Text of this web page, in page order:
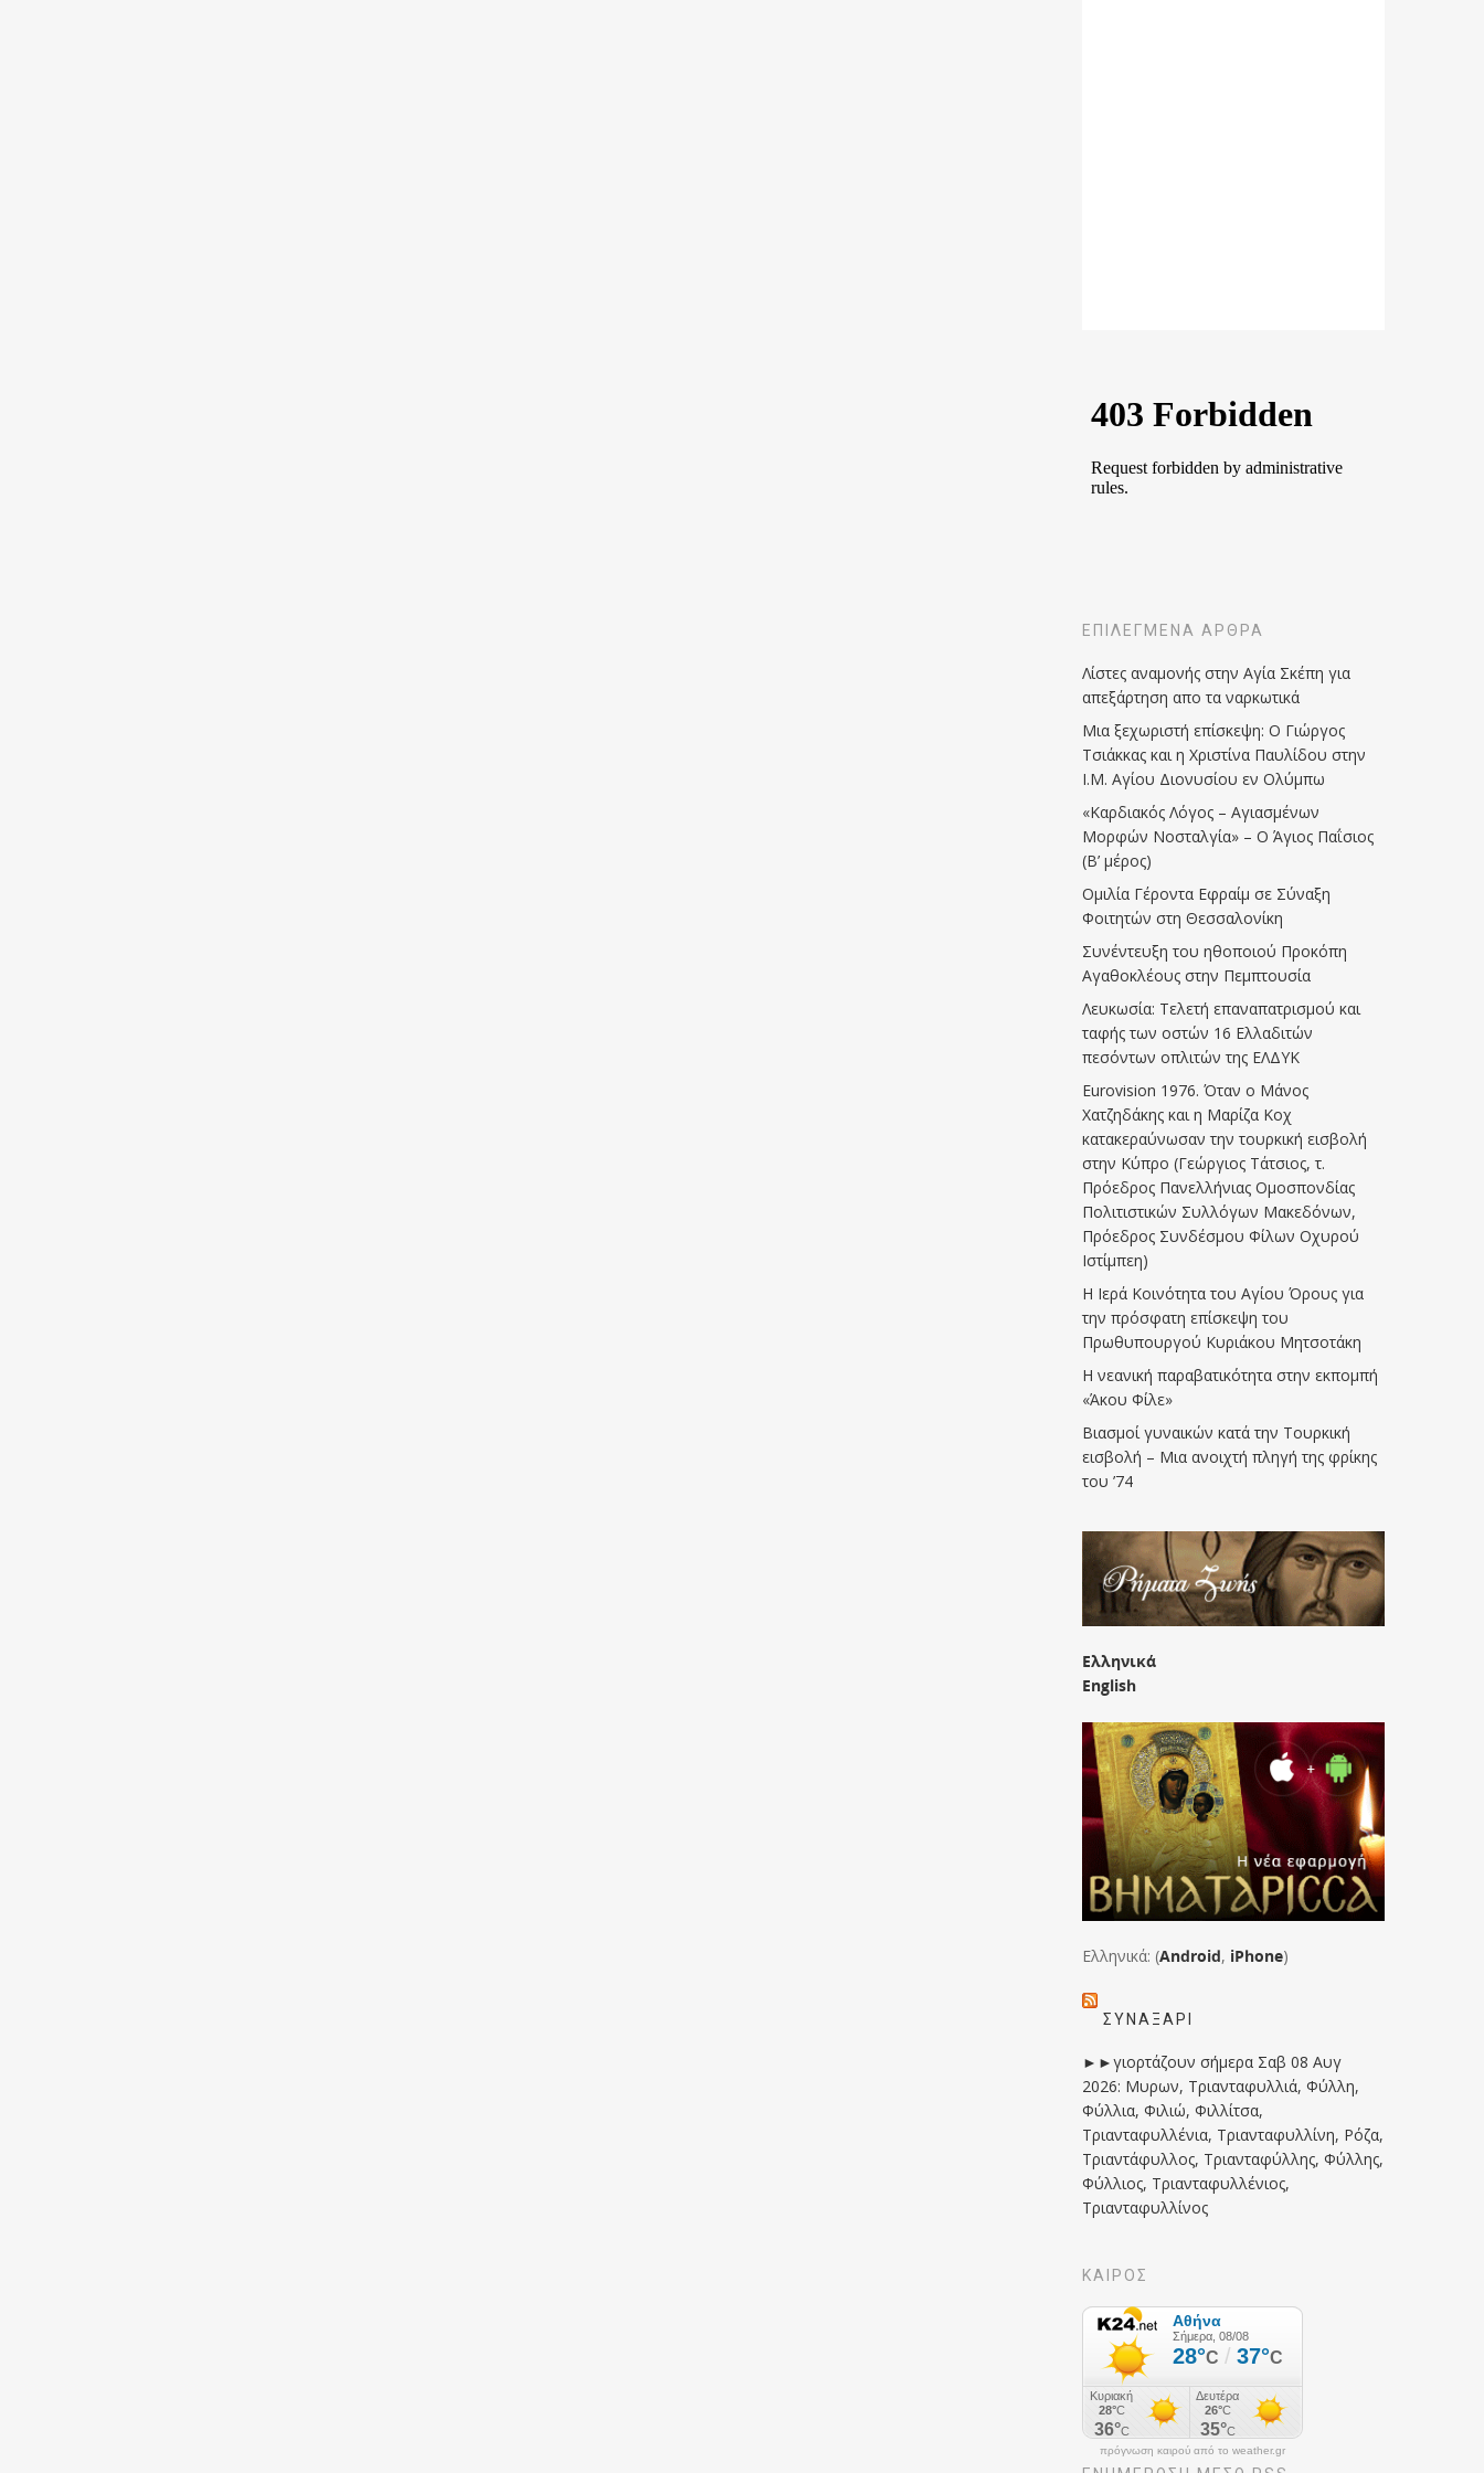
ΕΠΙΛΕΓΜΈΝΑ ΆΡΘΡΑ
Λίστες αναμονής στην Αγία Σκέπη για
απεξάρτηση απο τα ναρκωτικά
Μια ξεχωριστή επίσκεψη: Ο Γιώργος
Τσιάκκας και η Χριστίνα Παυλίδου στην
Ι.Μ. Αγίου Διονυσίου εν Ολύμπω
«Καρδιακός Λόγος – Αγιασμένων
Μορφών Νοσταλγία» – Ο Άγιος Παΐσιος
(Β’ μέρος)
Ομιλία Γέροντα Εφραίμ σε Σύναξη
Φοιτητών στη Θεσσαλονίκη
Συνέντευξη του ηθοποιού Προκόπη
Αγαθοκλέους στην Πεμπτουσία
Λευκωσία: Τελετή επαναπατρισμού και
ταφής των οστών 16 Ελλαδιτών
πεσόντων οπλιτών της ΕΛΔΥΚ
Eurovision 1976. Όταν ο Μάνος
Χατζηδάκης και η Μαρίζα Κοχ
κατακεραύνωσαν την τουρκική εισβολή
στην Κύπρο (Γεώργιος Τάτσιος, τ.
Πρόεδρος Πανελλήνιας Ομοσπονδίας
Πολιτιστικών Συλλόγων Μακεδόνων,
Πρόεδρος Συνδέσμου Φίλων Οχυρού
Ιστίμπεη)
Η Ιερά Κοινότητα του Αγίου Όρους για
την πρόσφατη επίσκεψη του
Πρωθυπουργού Κυριάκου Μητσοτάκη
Η νεανική παραβατικότητα στην εκπομπή
«Άκου Φίλε»
Βιασμοί γυναικών κατά την Τουρκική
εισβολή – Μια ανοιχτή πληγή της φρίκης
του ’74
Ελληνικά
English
Ελληνικά: (Android, iPhone)
ΣΥΝΑΞΆΡΙ
►►γιορτάζουν σήμερα Σαβ 08 Αυγ
2026: Μυρων, Τριανταφυλλιά, Φύλλη,
Φύλλια, Φιλιώ, Φιλλίτσα,
Τριανταφυλλένια, Τριανταφυλλίνη, Ρόζα,
Τριαντάφυλλος, Τριανταφύλλης, Φύλλης,
Φύλλιος, Τριανταφυλλένιος,
Τριανταφυλλίνος
ΚΑΙΡΟΣ
πρόγνωση καιρού από το weather.gr